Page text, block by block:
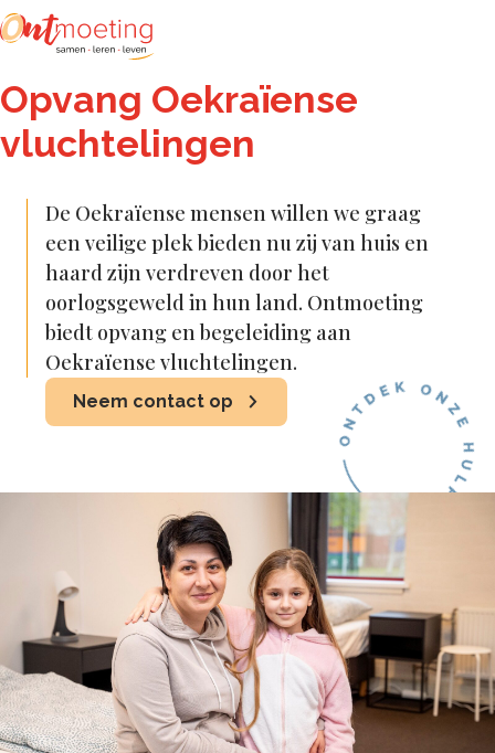
Zoeken
Opvang Oekraïense
vluchtelingen
De Oekraïense mensen willen we graag
een veilige plek bieden nu zij van huis en
haard zijn verdreven door het
oorlogsgeweld in hun land. Ontmoeting
biedt opvang en begeleiding aan
Oekraïense vluchtelingen.
Neem contact op